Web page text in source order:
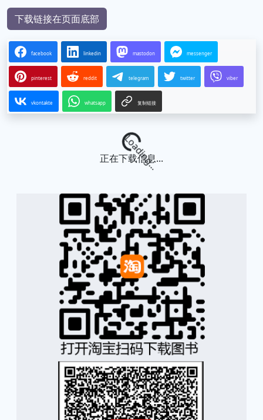
下载链接在页面底部
facebook linkedin mastodon messenger
pinterest reddit telegram twitter viber
vkontakte whatsapp 复制链接
Loading...
正在下载信息...